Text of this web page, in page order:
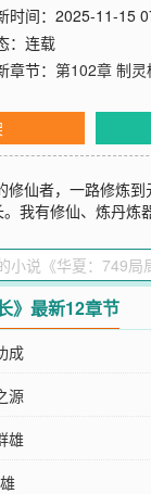
时间：2025-11-15
：连载
章节： 第102章 制
修仙者，一路修炼
我有修仙、炼丹炼
归一期，守护世界
要披荆斩棘。柏羽
任局长。他阳光且有
可靠的弟子吴然应对
婴期到涅槃境再到
背景下，一路充满
局局长
！
》最新12章节
成
源
雄